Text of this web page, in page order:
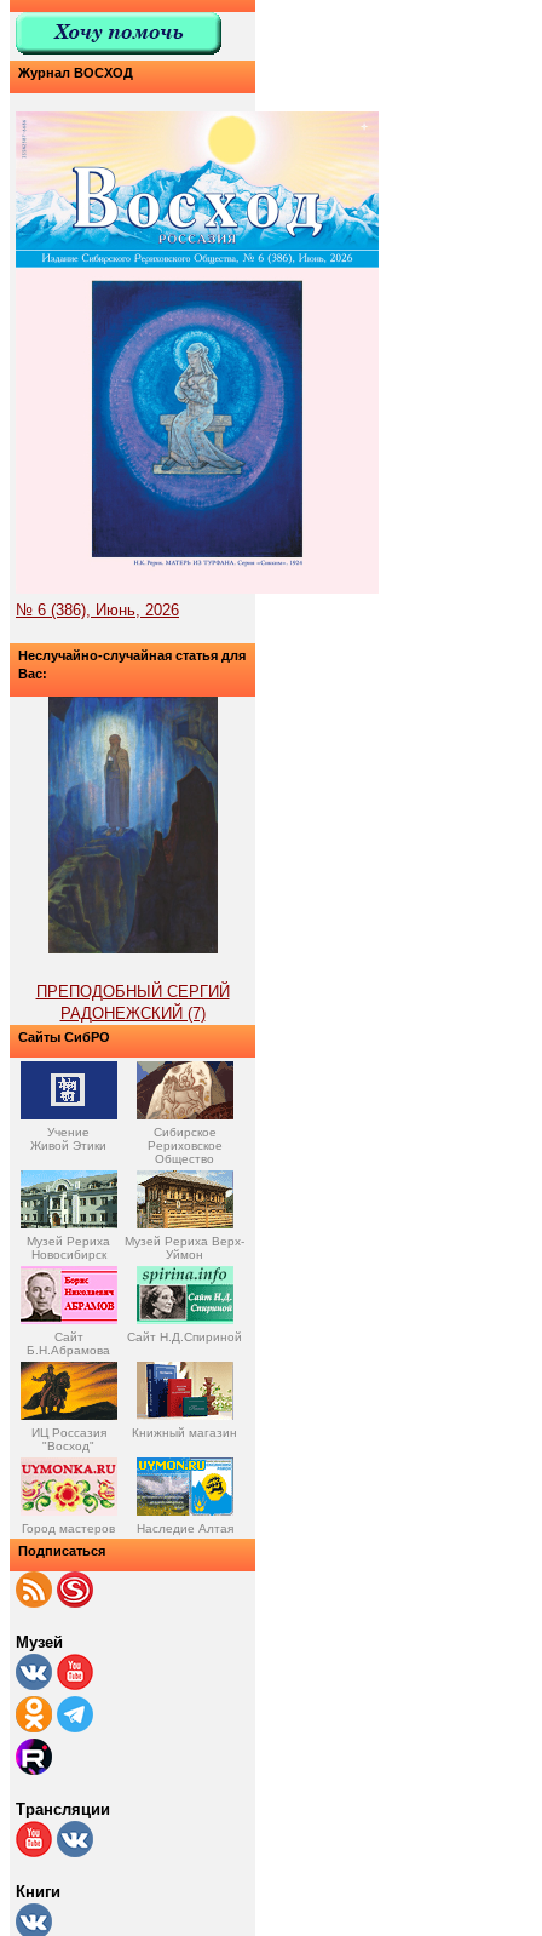
Журнал ВОСХОД
№ 6 (386), Июнь, 2026
Неслучайно-случайная статья для
Вас:
ПРЕПОДОБНЫЙ СЕРГИЙ
РАДОНЕЖСКИЙ (7)
Сайты СибРО
Учение
Живой Этики
Сибирское
Рериховское
Общество
Музей Рериха
Новосибирск
Музей Рериха Верх-
Уймон
Сайт
Б.Н.Абрамова
Сайт Н.Д.Спириной
ИЦ Россазия
"Восход"
Книжный магазин
Город мастеров Наследие Алтая
Подписаться
Музей
Трансляции
Книги